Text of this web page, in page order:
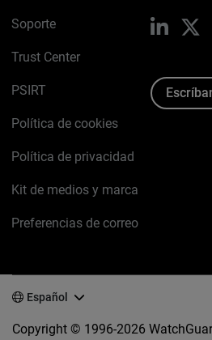
Soporte
Trust Center
PSIRT
Política de cookies
Política de privacidad
Kit de medios y marca
Preferencias de correo
Español
Copyright © 1996-2026